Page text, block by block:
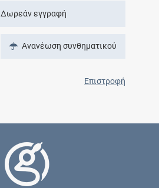
Δωρεάν εγγραφή
Ανανέωση συνθηματικού
Επιστροφή